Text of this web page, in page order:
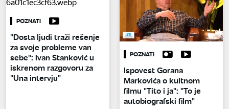
POZNATI
"Dosta ljudi traži rešenje
za svoje probleme van
sebe": Ivan Stanković u
iskrenom razgovoru za
"Una intervju"
POZNATI
Ispovest Gorana
Markovića o kultnom
filmu "Tito i ja": "To je
autobiografski film"